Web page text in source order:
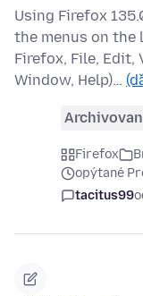
Using Firefox
the menus on the
Firefox, File, Edit,
Window, Help)…
Firefox
opýtané
tacitus99